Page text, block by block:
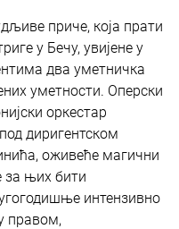
приче, која прати
у Бечу, увијене у
два уметничка
уметности. Оперски
оркестар
диригентском
оживеће магични
за њих бити
интензивно
правом,